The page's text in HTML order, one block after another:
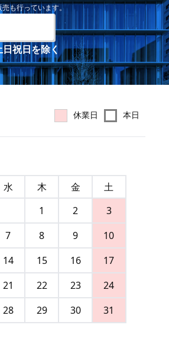
も行っています。
祝日を除く
休業日 本日
水 木 金
土
1
2
3
7 8 9
10
14 15 16
17
21 22 23
24
28 29 30 31